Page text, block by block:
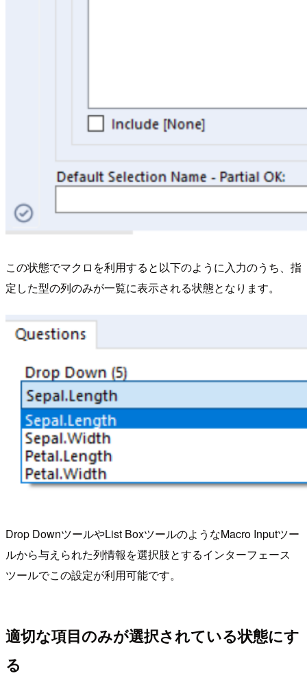
この状態でマクロを利用すると以下のように入力のうち、指
定した型の列のみが一覧に表示される状態となります。
Drop DownツールやList BoxツールのようなMacro Inputツー
ルから与えられた列情報を選択肢とするインターフェース
ツールでこの設定が利用可能です。
適切な項目のみが選択されている状態にす
る